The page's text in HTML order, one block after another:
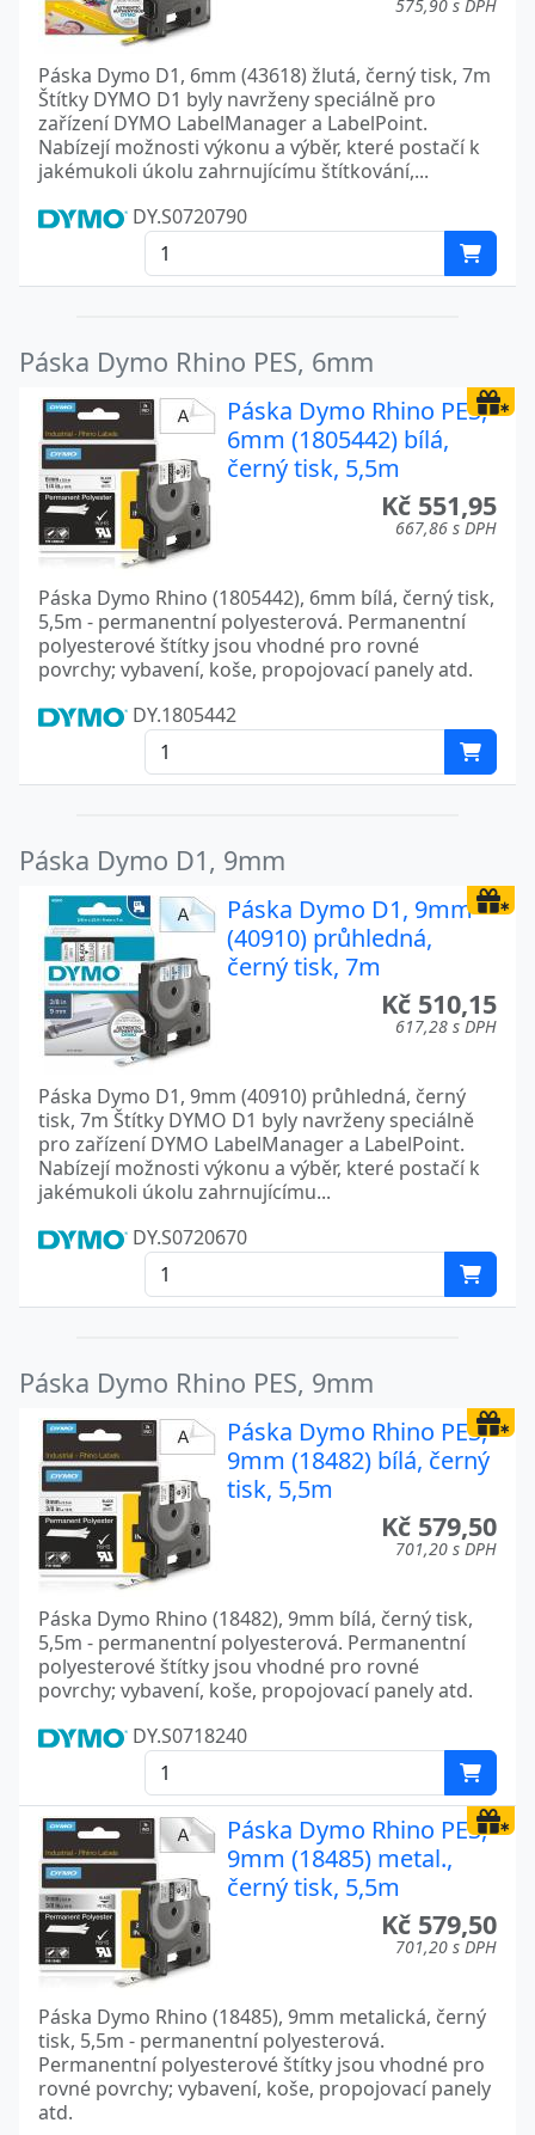
575,90 s DPH
Páska Dymo D1, 6mm (43618) žlutá, černý tisk, 7m
Štítky DYMO D1 byly navrženy speciálně pro
zařízení DYMO LabelManager a LabelPoint.
Nabízejí možnosti výkonu a výběr, které postačí k
jakémukoli úkolu zahrnujícímu štítkování,...
DY.S0720790
Páska Dymo Rhino PES, 6mm
Páska Dymo Rhino PES,
6mm (1805442) bílá,
černý tisk, 5,5m
Kč 551,95
667,86 s DPH
Páska Dymo Rhino (1805442), 6mm bílá, černý tisk,
5,5m - permanentní polyesterová. Permanentní
polyesterové štítky jsou vhodné pro rovné
povrchy; vybavení, koše, propojovací panely atd.
DY.1805442
Páska Dymo D1, 9mm
Páska Dymo D1, 9mm
(40910) průhledná,
černý tisk, 7m
Kč 510,15
617,28 s DPH
Páska Dymo D1, 9mm (40910) průhledná, černý
tisk, 7m Štítky DYMO D1 byly navrženy speciálně
pro zařízení DYMO LabelManager a LabelPoint.
Nabízejí možnosti výkonu a výběr, které postačí k
jakémukoli úkolu zahrnujícímu...
DY.S0720670
Páska Dymo Rhino PES, 9mm
Páska Dymo Rhino PES,
9mm (18482) bílá, černý
tisk, 5,5m
Kč 579,50
701,20 s DPH
Páska Dymo Rhino (18482), 9mm bílá, černý tisk,
5,5m - permanentní polyesterová. Permanentní
polyesterové štítky jsou vhodné pro rovné
povrchy; vybavení, koše, propojovací panely atd.
DY.S0718240
Páska Dymo Rhino PES,
9mm (18485) metal.,
černý tisk, 5,5m
Kč 579,50
701,20 s DPH
Páska Dymo Rhino (18485), 9mm metalická, černý
tisk, 5,5m - permanentní polyesterová.
Permanentní polyesterové štítky jsou vhodné pro
rovné povrchy; vybavení, koše, propojovací panely
atd.